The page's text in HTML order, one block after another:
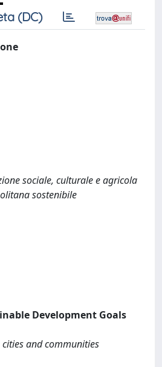
(DC)
sociale, culturale e agricola
sostenibile
Development Goals
and communities